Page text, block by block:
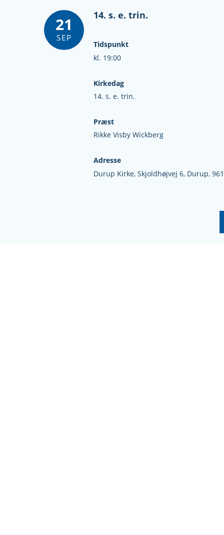
21
SEP
14. s. e. trin.
Tidspunkt
kl. 19:00
Kirkedag
14. s. e. trin.
Præst
Rikke Visby Wickberg
Adresse
Durup Kirke,Skjoldhøjvej 6, Durup,